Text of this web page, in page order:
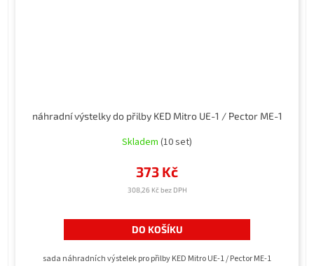
náhradní výstelky do přilby KED Mitro UE-1 / Pector ME-1
Skladem (10 set)
308,26 Kč bez DPH
373 Kč
DO KOŠÍKU
sada náhradních výstelek pro přilby KED Mitro UE-1 / Pector ME-1